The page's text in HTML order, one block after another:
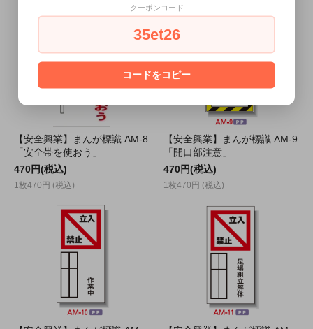
【安全興業】まんが標識 AM-8
「安全帯を使おう」
470円(税込)
1枚470円 (税込)
【安全興業】まんが標識 AM-9
「開口部注意」
470円(税込)
1枚470円 (税込)
クーポンコード
35et26
コードをコピー